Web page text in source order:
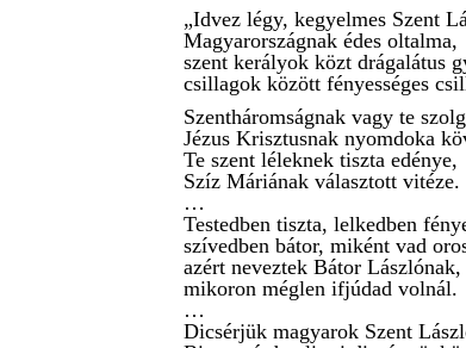
„Idvez légy, kegyelmes Szent
Magyarországnak édes oltalma,
szent kerályok közt drágalátus
csillagok között fényességes
Szentháromságnak vagy te
Jézus Krisztusnak nyomdoka
Te szent léleknek tiszta edénye,
Szíz Máriának választott vitéze.
…
Testedben tiszta, lelkedben
szívedben bátor, miként vad
azért neveztek Bátor Lászlónak,
mikoron méglen ifjúdad volnál.
…
Dicsérjük magyarok Szent